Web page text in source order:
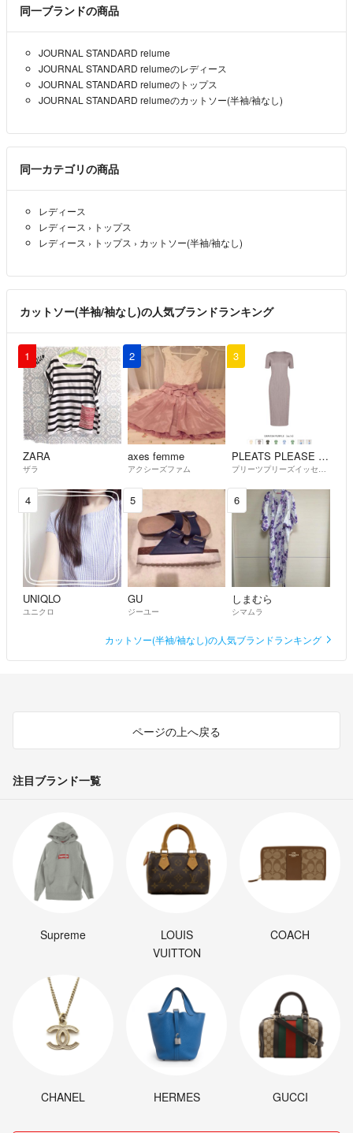
同一ブランドの商品
JOURNAL STANDARD relume
JOURNAL STANDARD relumeのレディース
JOURNAL STANDARD relumeのトップス
JOURNAL STANDARD relumeのカットソー(半袖/袖なし)
同一カテゴリの商品
レディース
レディース › トップス
レディース › トップス › カットソー(半袖/袖なし)
カットソー(半袖/袖なし)の人気ブランドランキング
1
ZARA
ザラ
2
axes femme
アクシーズファム
3
PLEATS PLEASE ISSEY MIYAKE
4
UNIQLO
ユニクロ
5
GU
ジーユー
6
しまむら
シマムラ
カットソー(半袖/袖なし)の人気ブランドランキング
ページの上へ戻る
注目ブランド一覧
Supreme
LOUIS
VUITTON
COACH
CHANEL HERMES GUCCI